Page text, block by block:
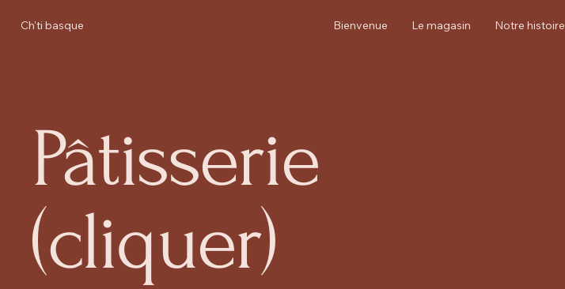
Ch'ti basque Bienvenue Le magasin Notre histoire
Pâtisserie
(cliquer)